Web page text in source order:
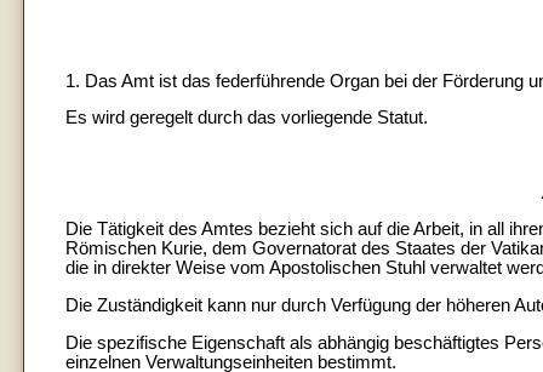
1. Das Amt ist das federführende Organ bei der
Es wird geregelt durch das vorliegende Statut.
Die Tätigkeit des Amtes bezieht sich auf die Arbeit, in all
Römischen Kurie, dem Governatorat des Staates der
die in direkter Weise vom Apostolischen Stuhl verwaltet
Die Zuständigkeit kann nur durch Verfügung der höheren
Die spezifische Eigenschaft als abhängig beschäftigtes
einzelnen Verwaltungseinheiten bestimmt.